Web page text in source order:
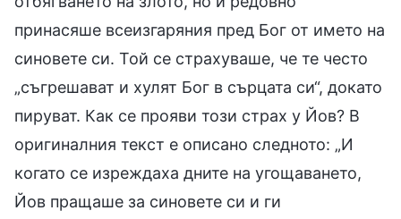
принасяше всеизгаряния пред Бог от името на
синовете си. Той се страхуваше, че те често
„съгрешават и хулят Бог в сърцата си“, докато
пируват. Как се прояви този страх у Йов? В
оригиналния текст е описано следното: „И
когато се изреждаха дните на угощаването,
Йов пращаше за синовете си и ги